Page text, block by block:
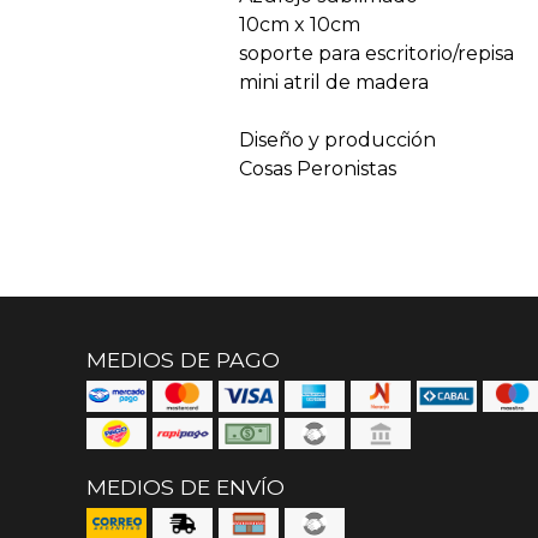
10cm x 10cm
soporte para escritorio/repisa
mini atril de madera
Diseño y producción
Cosas Peronistas
MEDIOS DE PAGO
MEDIOS DE ENVÍO